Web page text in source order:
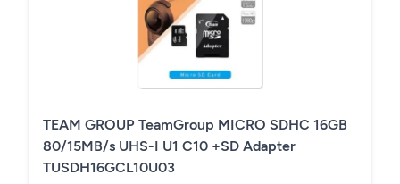
TEAM GROUP TeamGroup MICRO SDHC 16GB
80/15MB/s UHS-I U1 C10 +SD Adapter
TUSDH16GCL10U03